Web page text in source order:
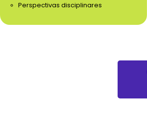
Perspectivas disciplinares